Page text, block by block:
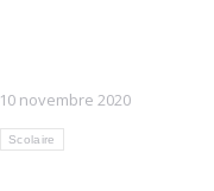
10 novembre 2020
Scolaire